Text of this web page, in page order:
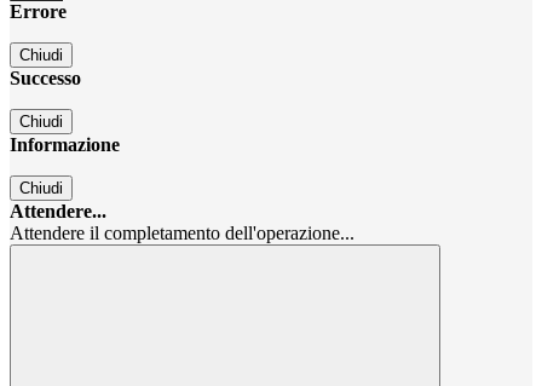
Errore
Chiudi
Successo
Chiudi
Informazione
Chiudi
Attendere...
Attendere il completamento dell'operazione...